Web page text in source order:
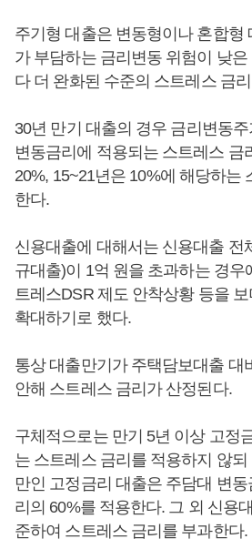
주기형 대출은 변동형이나 혼합형
가 부담하는 금리변동 위험이 낮
다 더 완화된 수준의 스트레스 금
30년 만기 대출의 경우 금리변동
변동금리에 적용되는 스트레스 금
20%, 15~21년은 10%에 해당하는
한다.
신용대출에 대해서는 신용대출 전
규대출)이 1억 원을 초과하는 경우
트레스DSR 제도 안착상황 등을
확대하기로 했다.
통상 대출만기가 주택담보대출 대
안해 스트레스 금리가 산정된다.
구체적으로는 만기 5년 이상 고정
는 스트레스 금리를 적용하지 않되
만인 고정금리 대출은 주담대 변
리의 60%를 적용한다. 그 외 신용
준하여 스트레스 금리를 부과한다.